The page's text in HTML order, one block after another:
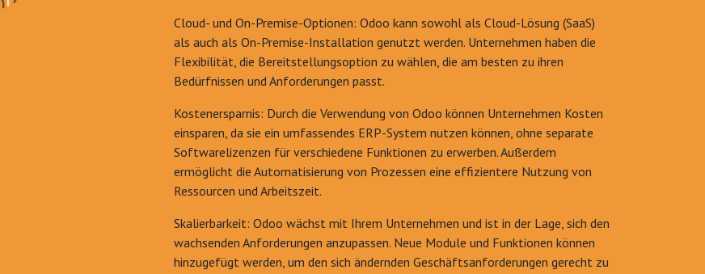
Cloud- und On-Premise-Optionen: Odoo kann sowohl als Cloud-Lösung (SaaS)
als auch als On-Premise-Installation genutzt werden. Unternehmen haben die
Flexibilität, die Bereitstellungsoption zu wählen, die am besten zu ihren
Bedürfnissen und Anforderungen passt.
Kostenersparnis: Durch die Verwendung von Odoo können Unternehmen Kosten
einsparen, da sie ein umfassendes ERP-System nutzen können, ohne separate
Softwarelizenzen für verschiedene Funktionen zu erwerben. Außerdem
ermöglicht die Automatisierung von Prozessen eine effizientere Nutzung von
Ressourcen und Arbeitszeit.
Skalierbarkeit: Odoo wächst mit Ihrem Unternehmen und ist in der Lage, sich den
wachsenden Anforderungen anzupassen. Neue Module und Funktionen können
hinzugefügt werden, um den sich ändernden Geschäftsanforderungen gerecht zu